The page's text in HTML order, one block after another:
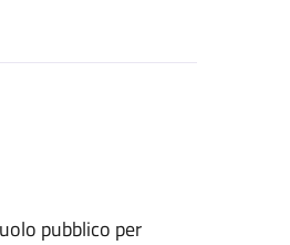
pubblico per